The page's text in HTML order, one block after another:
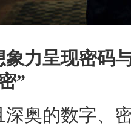
象力呈现密码
”
深奥的数字、